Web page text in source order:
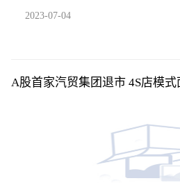
2023-07-04
A股首家汽贸集团退市 4S店模